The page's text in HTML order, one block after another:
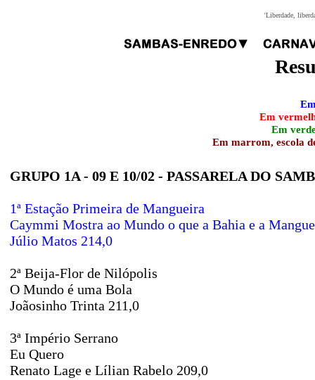
'Liberdade,
Em
Em
Em marrom, escola
GRUPO 1A - 09 E 10/02 - PASSARELA DO
1ª Estação Primeira de Mangueira
Caymmi Mostra ao Mundo o que a Bahia e a
Júlio Matos 214,0
2ª Beija-Flor de Nilópolis
O Mundo é uma Bola
Joãosinho Trinta 211,0
3ª Império Serrano
Eu Quero
Renato Lage e Lílian Rabelo 209,0